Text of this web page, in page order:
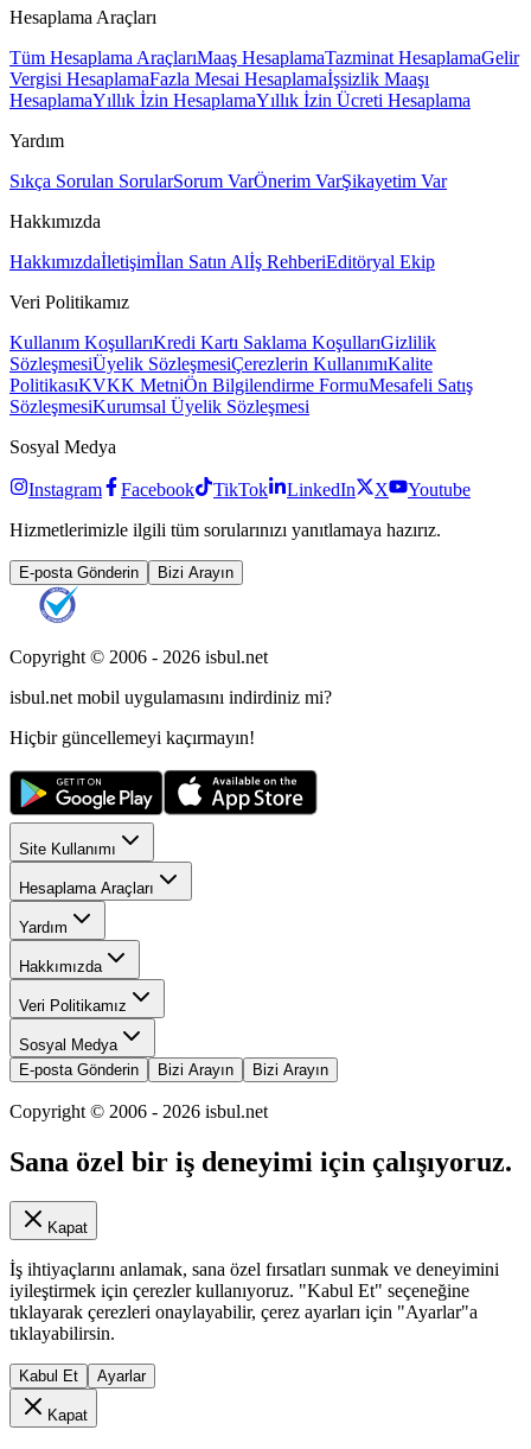
Hesaplama Araçları
Tüm Hesaplama AraçlarıMaaş HesaplamaTazminat HesaplamaGelir
Vergisi HesaplamaFazla Mesai Hesaplamaİşsizlik Maaşı
HesaplamaYıllık İzin HesaplamaYıllık İzin Ücreti Hesaplama
Yardım
Sıkça Sorulan SorularSorum VarÖnerim VarŞikayetim Var
Hakkımızda
Hakkımızdaİletişimİlan Satın Alİş RehberiEditöryal Ekip
Veri Politikamız
Kullanım KoşullarıKredi Kartı Saklama KoşullarıGizlilik
SözleşmesiÜyelik SözleşmesiÇerezlerin KullanımıKalite
PolitikasıKVKK MetniÖn Bilgilendirme FormuMesafeli Satış
SözleşmesiKurumsal Üyelik Sözleşmesi
Sosyal Medya
Instagram Facebook TikTok LinkedIn X
Youtube
Hizmetlerimizle ilgili tüm sorularınızı yanıtlamaya hazırız.
E-posta Gönderin Bizi Arayın
Copyright © 2006 - 2026 isbul.net
isbul.net mobil uygulamasını indirdiniz mi?
Hiçbir güncellemeyi kaçırmayın!
Site Kullanımı
Hesaplama Araçları
Yardım
Hakkımızda
Veri Politikamız
Sosyal Medya
E-posta Gönderin
Bizi Arayın Bizi Arayın
Copyright © 2006 - 2026 isbul.net
Sana özel bir iş deneyimi için çalışıyoruz.
Kapat
İş ihtiyaçlarını anlamak, sana özel fırsatları sunmak ve deneyimini
iyileştirmek için çerezler kullanıyoruz. "Kabul Et" seçeneğine
tıklayarak çerezleri onaylayabilir, çerez ayarları için "Ayarlar"a
tıklayabilirsin.
Kabul Et Ayarlar
Kapat